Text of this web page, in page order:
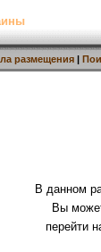
размещения |
В данном
Вы
перейти